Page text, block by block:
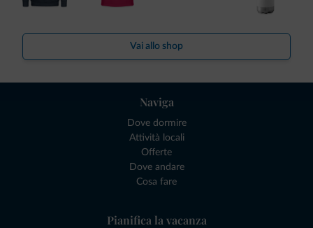
Vai allo shop
Naviga
Dove dormire
Attività locali
Offerte
Dove andare
Cosa fare
Pianifica la vacanza